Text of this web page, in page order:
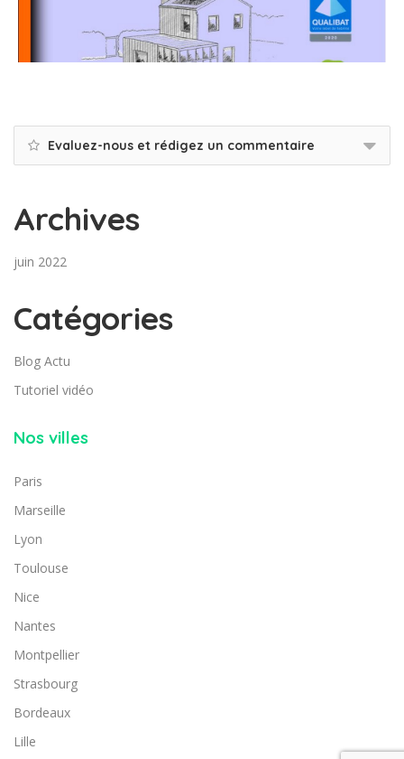
Evaluez-nous et rédigez un commentaire
Archives
juin 2022
Catégories
Blog Actu
Tutoriel vidéo
Nos villes
Paris
Marseille
Lyon
Toulouse
Nice
Nantes
Montpellier
Strasbourg
Bordeaux
Lille